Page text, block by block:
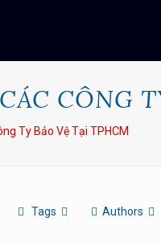
CÔNG
Ty Bảo Vệ Tại TPHCM
Tags Authors